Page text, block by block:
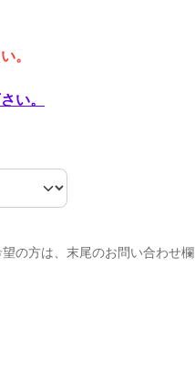
。
い。
の方は、末尾のお問い合わせ欄